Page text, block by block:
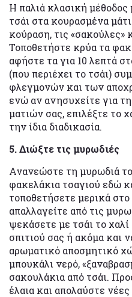
Η παλιά κλασική
τσάι στα κουρασμένα
κούραση, τις «σακούλες»
Τοποθετήστε κρύα τα
αφήστε τα για 10 λεπτά
(που περιέχει το τσάι)
φλεγμονών και των
ενώ αν ανησυχείτε για
ματιών σας, επιλέξτε το
την ίδια διαδικασία.
5. Διώξτε τις μυρωδιές
Ανανεώστε τη μυρωδιά
φακελάκια τσαγιού εδώ
τοποθετήσετε μερικά
απαλλαγείτε από τις
ψεκάσετε με τσάι το
σπιτιού σας ή ακόμα και
αρωματικό αποσμητικό
μπουκάλι νερό,
σακουλάκια από τσάι.
έλαια και απολαύστε